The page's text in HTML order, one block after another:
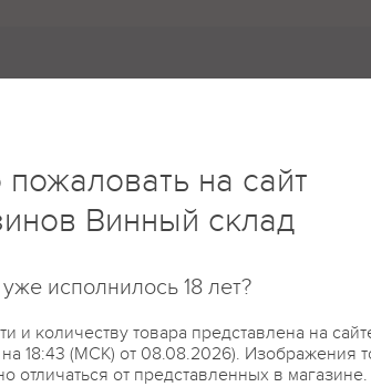
3
2
на сайт
Винный склад
исполнилось 18 лет?
и количеству товара представлена на
18:43 (МСК) от 08.08.2026). Изображения
отличаться от представленных в магазине.